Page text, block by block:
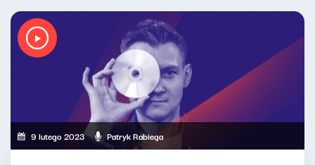
9 lutego 2023 Patryk Rabiega